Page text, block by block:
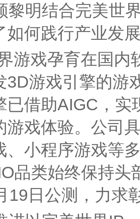
黎明结合完美世
如何践行产业发
游戏孕育在国
3D游戏引擎的游
已借助AIGC，
游戏体验。公司
、小程序游戏等
品类始终保持
19日公测，力求